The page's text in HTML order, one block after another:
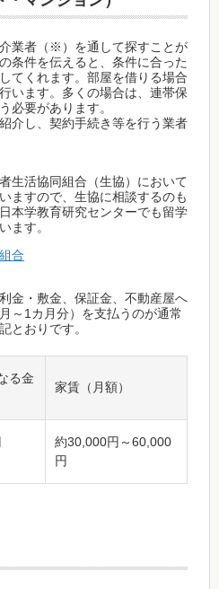
業者（※）を通して探すことが
条件を伝えると、条件に合った
てくれます。部屋を借りる場合
います。多くの場合は、連帯保
必要があります。
介し、契約手続き等を行う業者
生活協同組合（生協）において
ますので、生協に相談するのも
本学教育研究センターでも留学
ます。
合
金・敷金、保証金、不動産屋へ
～1カ月分）を支払うのが通常
とおりです。
る金
家賃（月額）
約30,000円～60,000
円